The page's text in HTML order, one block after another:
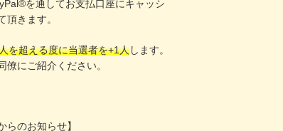
を通してお支払口座にキャッシ
頂きます。
を超える度に当選者を+1人します。
僚にご紹介ください。
らのお知らせ】